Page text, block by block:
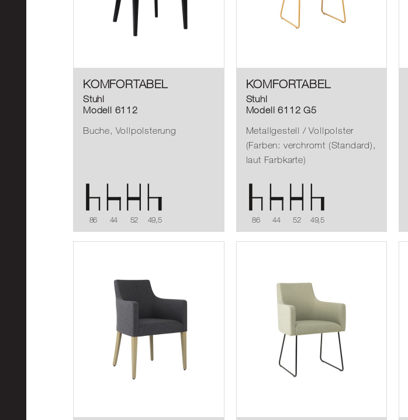
KOMFORTABEL
Stuhl
Modell 6112
Buche, Vollpolsterung
86 44 52 49,5
KOMFORTABEL
Stuhl
Modell 6112 G5
Metallgestell / Vollpolster
(Farben: verchromt (Standard),
laut Farbkarte)
86 44 52 49,5